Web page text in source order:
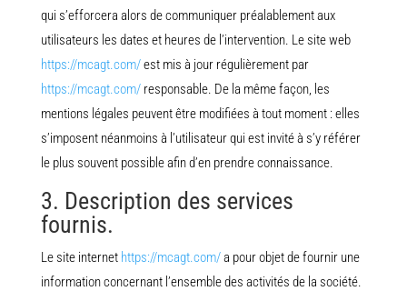
qui s’efforcera alors de communiquer préalablement aux
utilisateurs les dates et heures de l’intervention. Le site web
https://mcagt.com/est mis à jour régulièrement par
https://mcagt.com/responsable. De la même façon, les
mentions légales peuvent être modifiées à tout moment : elles
s’imposent néanmoins à l’utilisateur qui est invité à s’y référer
le plus souvent possible afin d’en prendre connaissance.
3. Description des services
fournis.
Le site internet https://mcagt.com/a pour objet de fournir une
information concernant l’ensemble des activités de la société.